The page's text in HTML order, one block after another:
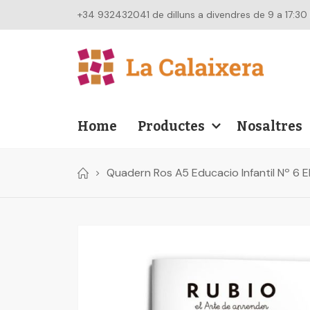
+34 932432041 de dilluns a divendres de 9 a 17:30
Home Productes Nosaltres
Quadern Ros A5 Educacio Infantil Nº 6